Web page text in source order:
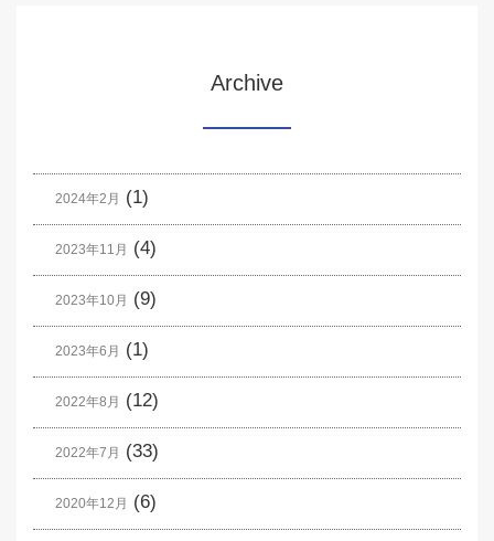
Archive
2024年2月 (1)
2023年11月 (4)
2023年10月 (9)
2023年6月 (1)
2022年8月 (12)
2022年7月 (33)
2020年12月 (6)